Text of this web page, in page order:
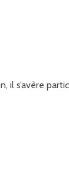
il s’avère